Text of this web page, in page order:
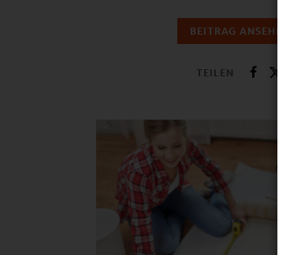
BEITRAG ANSEHEN
TEILEN